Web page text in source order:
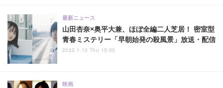
山田杏奈×奥平大兼、ほぼ全編二人芝居！ 密室型
青春ミステリー「早朝始発の殺風景」放送・配信
最新ニュース
2022.1.13 Thu 15:00
映画